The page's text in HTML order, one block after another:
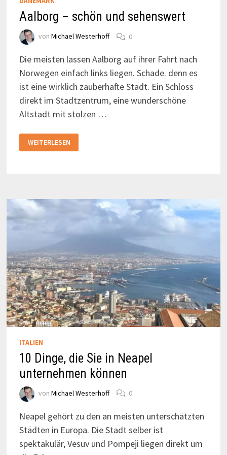
Aalborg – schön und sehenswert
von Michael Westerhoff 0
Die meisten lassen Aalborg auf ihrer Fahrt nach
Norwegen einfach links liegen. Schade. denn es
ist eine wirklich zauberhafte Stadt. Ein Schloss
direkt im Stadtzentrum, eine wunderschöne
Altstadt mit stolzen …
–
SCHÖN
WEITERLESEN
ITALIEN
10 Dinge, die Sie in Neapel
unternehmen können
von Michael Westerhoff 0
Neapel gehört zu den an meisten unterschätzten
Städten in Europa. Die Stadt selber ist
spektakulär, Vesuv und Pompeji liegen direkt um